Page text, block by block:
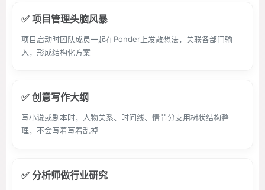
✅ 项目管理头脑风暴
项目启动时团队成员一起在Ponder上发散想法，关联各部门输
入，形成结构化方案
✅ 创意写作大纲
写小说或剧本时，人物关系、时间线、情节分支用树状结构整
理，不会写着写着乱掉
✅ 分析师做行业研究